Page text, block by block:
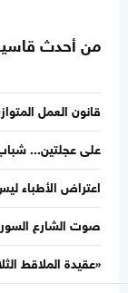
من أحدث
قانون العمل
على عجلتين...
اعتراض الأطباء
صوت الشارع
«عقيدة الملاقط